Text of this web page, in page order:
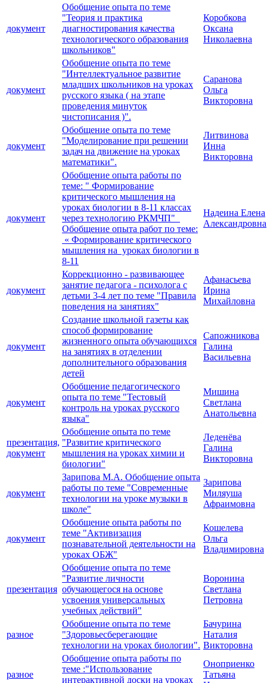
документ
Обобщение опыта по теме
"Теория и практика
диагностирования качества
технологического образования
школьников"
Коробкова
Оксана
Николаевна
документ
Обобщение опыта по теме
"Интеллектуальное развитие
младших школьников на уроках
русского языка ( на этапе
проведения минуток
чистописания )".
Саранова
Ольга
Викторовна
документ
Обобщение опыта по теме
"Моделирование при решении
задач на движение на уроках
математики".
Литвинова
Инна
Викторовна
документ
Обобщение опыта работы по
теме: " Формирование
критического мышления на
уроках биологии в 8-11 классах
через технологию РКМЧП"
Обобщение опыта работ по теме:
« Формирование критического
мышления на уроках биологии в
8-11
Надеина Елена
Александровна
документ
Коррекционно - развивающее
занятие педагога - психолога с
детьми 3-4 лет по теме "Правила
поведения на занятиях"
Афанасьева
Ирина
Михайловна
документ
Создание школьной газеты как
способ формирование
жизненного опыта обучающихся
на занятиях в отделении
дополнительного образования
детей
Сапожникова
Галина
Васильевна
документ
Обобщение педагогического
опыта по теме "Тестовый
контроль на уроках русского
языка"
Мишина
Светлана
Анатольевна
презентация,
документ
Обобщение опыта по теме
"Развитие критического
мышления на уроках химии и
биологии"
Леденёва
Галина
Викторовна
документ
Зарипова М.А. Обобщение опыта
работы по теме "Современные
технологии на уроке музыки в
школе"
Зарипова
Миляуша
Афраимовна
документ
Обобщение опыта работы по
теме "Активизация
познавательной деятельности на
уроках ОБЖ"
Кошелева
Ольга
Владимировна
презентация
Обобщение опыта по теме
"Развитие личности
обучающегося на основе
усвоения универсальных
учебных действий"
Воронина
Светлана
Петровна
разное
Обобщение опыта по теме
"Здоровьесберегающие
технологии на уроках биологии".
Бачурина
Наталия
Викторовна
разное
Обобщение опыта работы по
теме :"Использование
интерактивной доски на уроках
Оноприенко
Татьяна